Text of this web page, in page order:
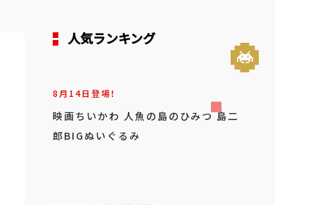
人気ランキング
8月14日登場！
映画ちいかわ 人魚の島のひみつ 島二
郎BIGぬいぐるみ